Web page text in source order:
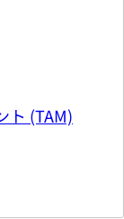
ト (TAM)